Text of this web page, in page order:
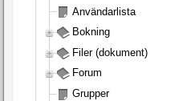
Användarlista
Bokning
Filer (dokument)
Forum
Grupper